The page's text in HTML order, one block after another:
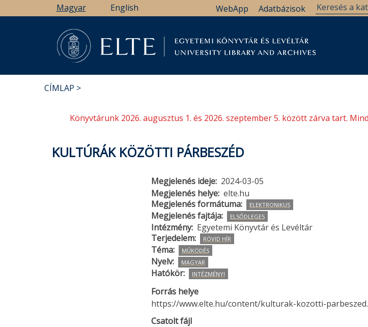
a
Magyar English Adatbázisok
WebApp
CÍMLAP
Könyvtárunk 2026. augusztus 1. és 2026. szeptember 5. között zárva tart.
KULTÚRÁK KÖZÖTTI PÁRBESZÉD
Megjelenés ideje 2024-03-05
Megjelenés helye elte.hu
Megjelenés formátuma
ELEKTRONIKUS
Megjelenés fajtája ELSŐDLEGES
Intézmény Egyetemi Könyvtár és Levéltár
Terjedelem
RÖVID HÍR
Téma MŰKÖDÉS
Nyelv MAGYAR
Hatókör INTÉZMÉNYI
Forrás helye
https://www.elte.hu/content/kulturak-kozotti-
Csatolt fájl